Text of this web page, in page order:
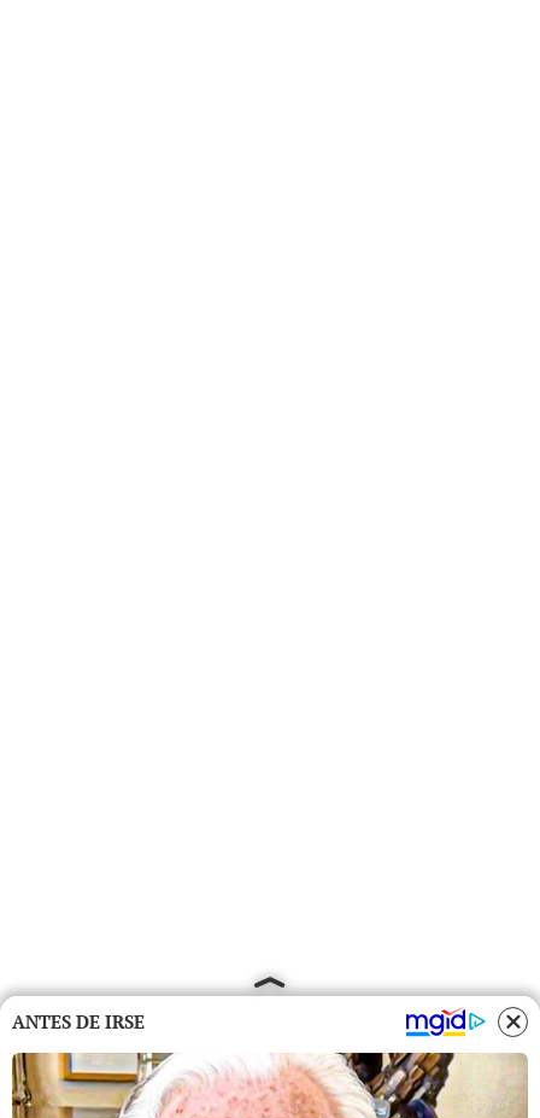
ANTES DE IRSE